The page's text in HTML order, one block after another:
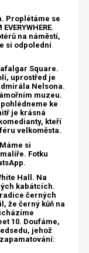
Proplétáme se
na náměstí,
si odpolední
Square.
uprostřed je
Nelsona.
muzeu.
ke
je krásná
kteří
velkoměsta.
si
Fotku
Hall. Na
kabátcích.
černých
že černý kůň na
10. Doufáme,
jehož